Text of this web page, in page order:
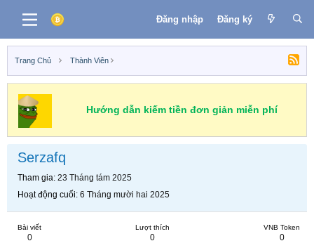
Đăng nhập Đăng ký
Trang Chủ Thành Viên
Hướng dẫn kiếm tiền đơn giản miễn phí
Serzafq
Tham gia 23 Tháng tám 2025
Hoạt động cuối 6 Tháng mười hai 2025
Bài viết
0
Lượt thích
0
VNB Token
0